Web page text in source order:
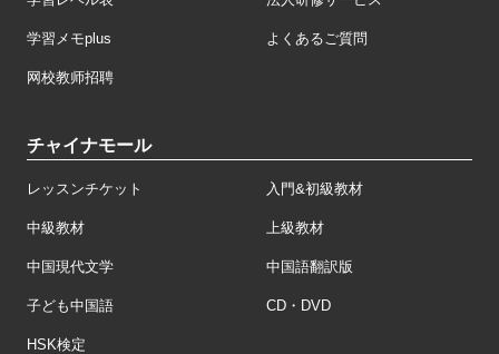
学習メモplus よくあるご質問
网校教师招聘
チャイナモール
レッスンチケット 入門&初級教材
中級教材 上級教材
中国現代文学 中国語翻訳版
子ども中国語 CD・DVD
HSK検定